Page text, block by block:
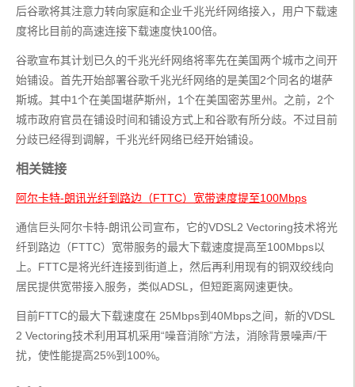
后谷歌将其注意力转向家庭和企业千兆光纤网络接入，用户下载速
度将比目前的高速连接下载速度快100倍。
谷歌宣布其计划已久的千兆光纤网络将率先在美国两个城市之间开
始铺设。首先开始部署谷歌千兆光纤网络的是美国2个同名的堪萨
斯城。其中1个在美国堪萨斯州，1个在美国密苏里州。之前，2个
城市政府官员在铺设时间和铺设方式上和谷歌有所分歧。不过目前
分歧已经得到调解，千兆光纤网络已经开始铺设。
相关链接
阿尔卡特-朗讯光纤到路边（FTTC）宽带速度提至100Mbps
通信巨头阿尔卡特-朗讯公司宣布，它的VDSL2 Vectoring技术将光
纤到路边（FTTC）宽带服务的最大下载速度提高至100Mbps以
上。FTTC是将光纤连接到街道上，然后再利用现有的铜双绞线向
居民提供宽带接入服务，类似ADSL，但短距离网速更快。
目前FTTC的最大下载速度在 25Mbps到40Mbps之间，新的VDSL
2 Vectoring技术利用耳机采用“噪音消除”方法，消除背景噪声/干
扰，使性能提高25%到100%。